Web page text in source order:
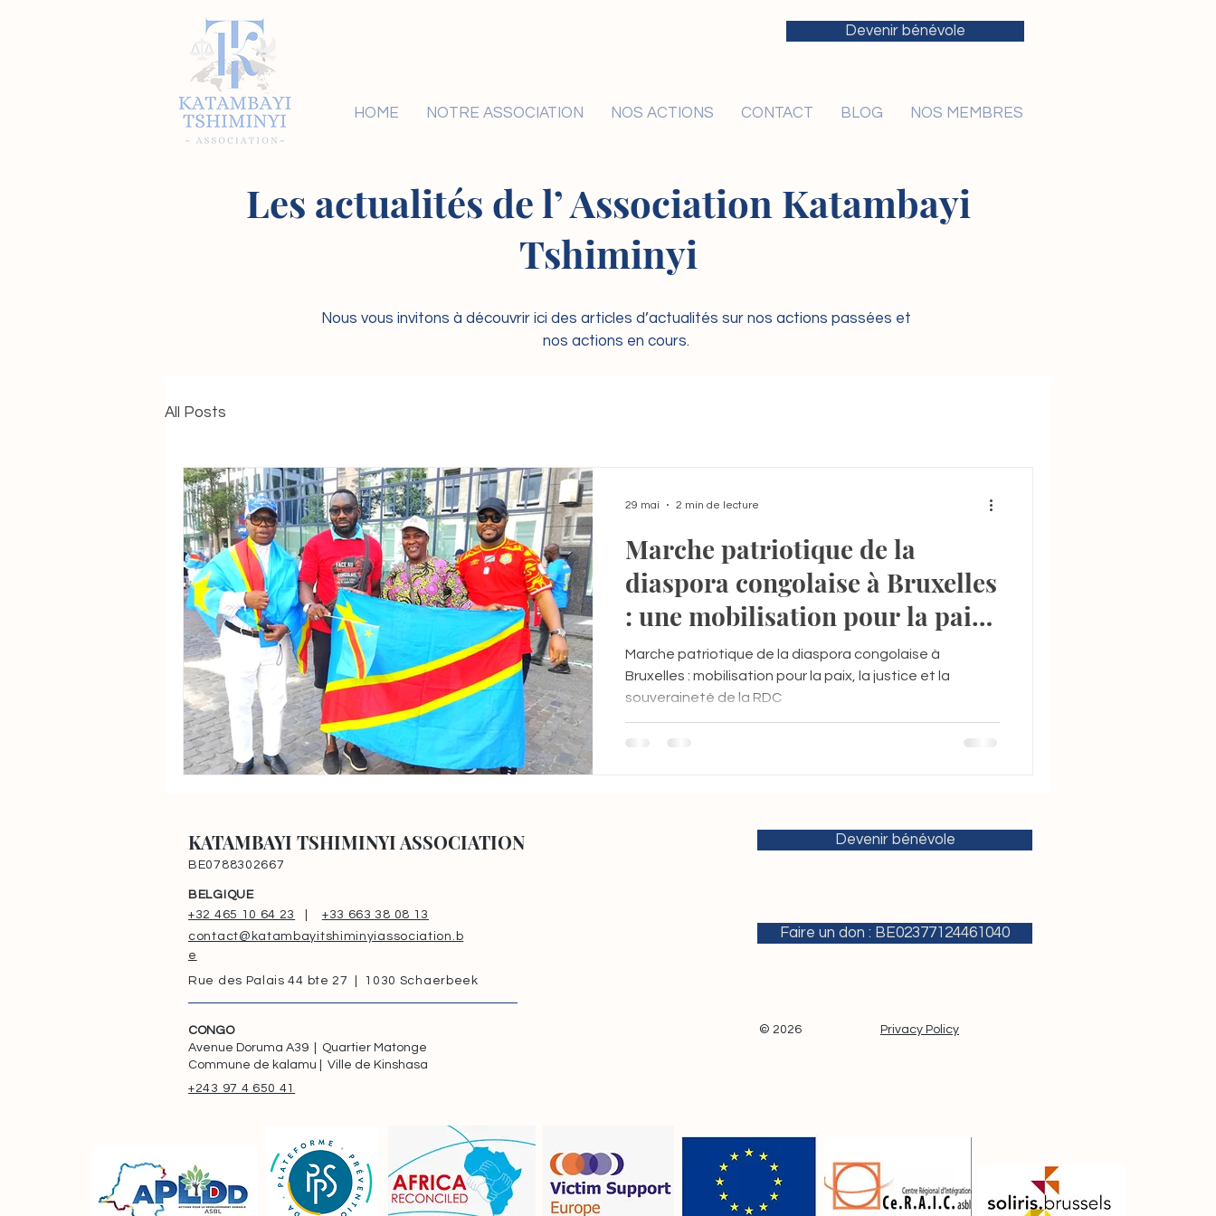
Devenir bénévole
HOME NOTRE ASSOCIATION NOS ACTIONS CONTACT BLOG NOS MEMBRES
Les actualités de l’ Association Katambayi
Tshiminyi
Nous vous invitons à découvrir ici des articles d’actualités sur nos actions passées et
nos actions en cours.
All Posts
Marche patriotique de la
diaspora congolaise à Bruxelles
: une mobilisation pour la paix,
l’unité et la souveraineté de la
RDC
Marche patriotique de la diaspora congolaise à
Bruxelles : mobilisation pour la paix, la justice et la
souveraineté de la RDC
29 mai 2 min de lecture
KATAMBAYI TSHIMINYI ASSOCIATION
BE0788302667
Devenir bénévole
BELGIQUE
+32 465 10 64 23
+33 663 38 08 13
contact@katambayitshiminyiassociation.b
e
Rue des Palais 44 bte 27 | 1030 Schaerbeek
Faire un don : BE02377124461040
CONGO
Avenue Doruma A39 | Quartier Matonge
Commune de kalamu | Ville de Kinshasa
© 2026 Privacy Policy
+243 97 4 650 41